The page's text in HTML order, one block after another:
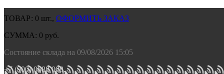
ТОВАР: 0 шт., ОФОРМИТЬ ЗАКАЗ
СУММА: 0 руб.
Состояние склада на 09/08/2026 15:05
+7 (900) 0688 008.